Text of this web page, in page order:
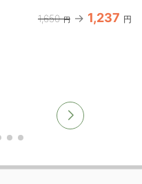
1,650 円 1,237 円